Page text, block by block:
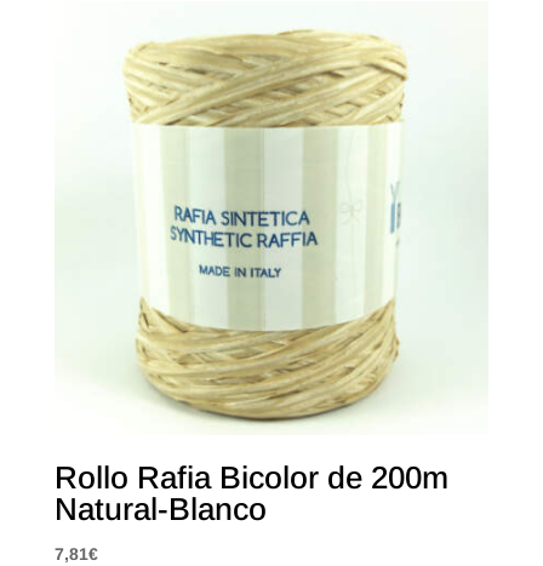
Rollo Rafia Bicolor de 200m
Natural-Blanco
7,81€